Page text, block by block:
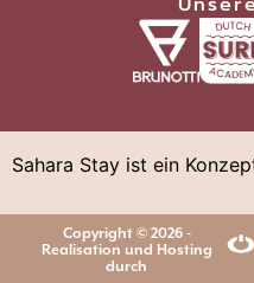
Sahara Stay ist ein
Copyright © 2026 -
Realisation und Hosting
durch